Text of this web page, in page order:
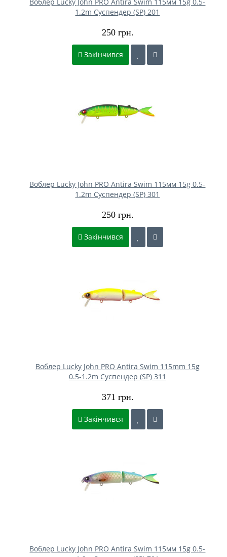
1.2m Cуспендер (SP) 201
250 грн.
Закінчився
Воблер Lucky John PRO Antira Swim 115мм 15g 0.5-
1.2m Cуспендер (SP) 301
250 грн.
Закінчився
Воблер Lucky John PRO Antira Swim 115mm 15g
0.5-1.2m Cуспендер (SP) 311
371 грн.
Закінчився
Воблер Lucky John PRO Antira Swim 115мм 15g 0.5-